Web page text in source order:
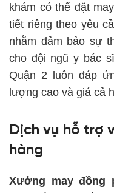
khám có thể đặt
tiết riêng theo yêu
nhằm đảm bảo sự
cho đội ngũ y bác
Quận 2 luôn đáp
lượng cao và giá cả
Dịch vụ hỗ trợ
hàng
Xưởng may đồng